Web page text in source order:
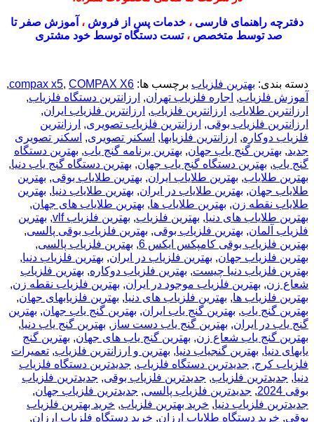
دفترچه راهنمای فارسی ، خدمات پس از فروش ، آموزش صفر تا
صد توسط متخصص ،تست دستگاه توسط خود مشتری
دسته بندی: بهترین فلزیاب برچسب ها: compax x5, COMPAX X6
,
آموزش فلزیاب, اجاره فلزیاب تهران, ارزانترین دستگاه فلزیاب,
ارزانترین طلایاب, ارزانترین فلزیاب, ارزانترین فلزیاب ایران,
ارزانترین فلزیاب بوقی, ارزانترین فلزیاب تصویری, ارزانترین
فلزیاب دوکاره, ارزانترین فلزیابها, اسکنر تصویری, اسکنر تصویری
جدید, بهترين گنج ياب جهان, بهترین برنامه گنج یاب, بهترین دستگاه
گنج یاب, بهترین دستگاه گنج یاب جهان, بهترین دستگاه گنج یاب دنیا,
بهترین طلایاب, بهترین طلایاب ایران, بهترین طلایاب بوقی, بهترین
طلایاب جهان, بهترین طلایاب در ایران, بهترین طلایاب دنیا, بهترین
طلایاب نقطه زن, بهترین طلایاب ها, بهترین طلایاب های جهان,
بهترین طلایاب های دنیا, بهترین فلزیاب, بهترین فلزیاب vlf , بهترین
فلزیاب آلمان, بهترین فلزیاب بوقی, بهترین فلزیاب بوقی پالسی,
بهترین فلزیاب بوقی کامپکس ایکس 6
, بهترین فلزیاب پالسی,
بهترین فلزیاب جهان, بهترین فلزیاب در ایران, بهترین فلزیاب دنیا,
بهترین فلزیاب دنیا چیست, بهترین فلزیاب دوکاره, بهترین فلزیاب
شعاع زن, بهترین فلزیاب موجود در ایران, بهترین فلزیاب نقطه زن,
بهترین فلزیاب ها, بهترین فلزیاب های دنیا, بهترین فلزیابهای جهان,
بهترین گنج یاب, بهترین گنج یاب ایران, بهترین گنج یاب جهان, بهترین
گنج یاب در ایران, بهترین گنج یاب دست ساز , بهترین گنج یاب دنیا,
بهترین گنج یاب شعاع زن, بهترین گنج یاب های جهان, بهترین گنج
یابهای دنیا, بهترین گنجیاب دنیا, بهترین و ارزانترین فلزیاب, تعمیرات
فلزیاب کرج, جدیدترین دستگاه فلزیاب, جدیدترین دستگاه فلزیاب
دنیا, جدیدترین فلزیاب, جدیدترین فلزیاب بوقی, جدیدترین فلزیاب
بوقی 2024
, جدیدترین فلزیاب پالسی, جدیدترین فلزیاب جهان,
جدیدترین فلزیاب دنیا, خرید بهترین فلزیاب, خرید بهترین فلزیاب
بوقی, خرید دستگاه طلایاب ارزان, خرید دستگاه فلزیاب ارزان,